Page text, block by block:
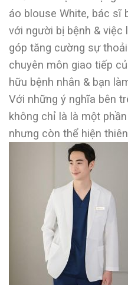
áo blouse White, bác sĩ
với người bị bệnh & việc
góp tăng cường sự
chuyên môn giao tiếp
hữu bệnh nhân & bạn
Với những ý nghĩa bên
không chỉ là là một
nhưng còn thể hiện